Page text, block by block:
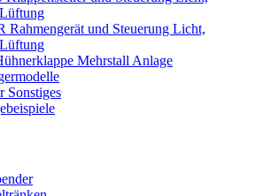
Rahmengerät und Steuerung Licht,
Mehrstall Anlage
Sonstiges